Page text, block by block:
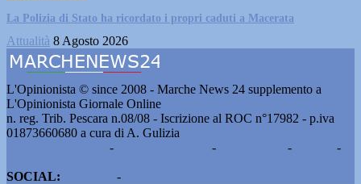
La Polizia di Stato ha ricordato i propri caduti a Macerata
Attualità 8 Agosto 2026
L'Opinionista © since 2008 - Marche News 24 supplemento a
L'Opinionista Giornale Online
n. reg. Trib. Pescara n.08/08 - Iscrizione al ROC n°17982 - p.iva
01873660680 a cura di A. Gulizia
- - -
-
SOCIAL:
-